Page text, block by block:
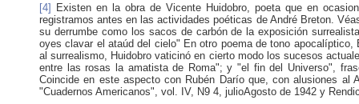
[4]
Existen en la obra de Vicente Huidobro, poeta que en
registramos antes en las actividades poéticas de André Breton.
su derrumbe como los sacos de carbón de la exposición
oyes clavar el ataúd del cielo" En otro poema de tono
al surrealismo, Huidobro vaticinó en cierto modo los sucesos
entre las rosas la amatista de Roma"; y "el fin del Universo",
Coincide en este aspecto con Rubén Darío que, con alusiones
"Cuadernos Americanos", vol. IV, N9 4, julioAgosto de 1942 y